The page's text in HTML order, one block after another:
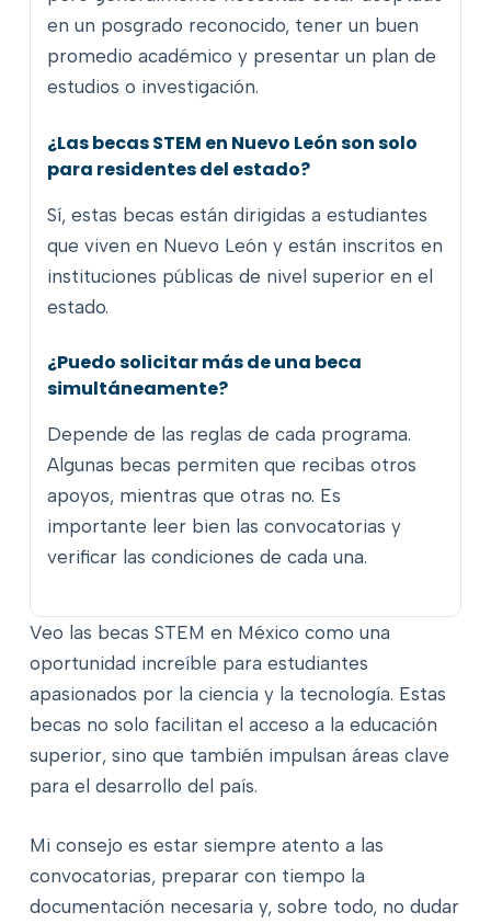
en un posgrado reconocido, tener un buen
promedio académico y presentar un plan de
estudios o investigación.
¿Las becas STEM en Nuevo León son solo
para residentes del estado?
Sí, estas becas están dirigidas a estudiantes
que viven en Nuevo León y están inscritos en
instituciones públicas de nivel superior en el
estado.
¿Puedo solicitar más de una beca
simultáneamente?
Depende de las reglas de cada programa.
Algunas becas permiten que recibas otros
apoyos, mientras que otras no. Es
importante leer bien las convocatorias y
verificar las condiciones de cada una.
Veo las becas STEM en México como una
oportunidad increíble para estudiantes
apasionados por la ciencia y la tecnología. Estas
becas no solo facilitan el acceso a la educación
superior, sino que también impulsan áreas clave
para el desarrollo del país.
Mi consejo es estar siempre atento a las
convocatorias, preparar con tiempo la
documentación necesaria y, sobre todo, no dudar